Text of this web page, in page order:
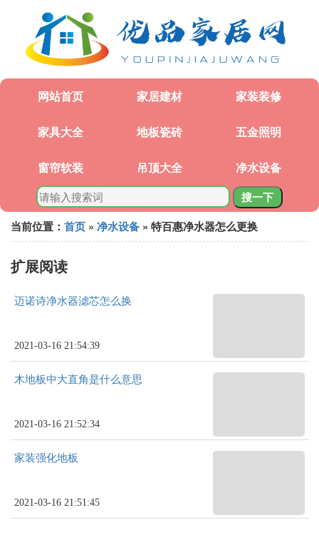
网站首页 家居建材 家装装修
家具大全 地板瓷砖 五金照明
窗帘软装 吊顶大全 净水设备
搜一下
当前位置： 首页 » 净水设备 » 特百惠净水器怎么更换
扩展阅读
迈诺诗净水器滤芯怎么换
2021-03-16 21:54:39
木地板中大直角是什么意思
2021-03-16 21:52:34
家装强化地板
2021-03-16 21:51:45